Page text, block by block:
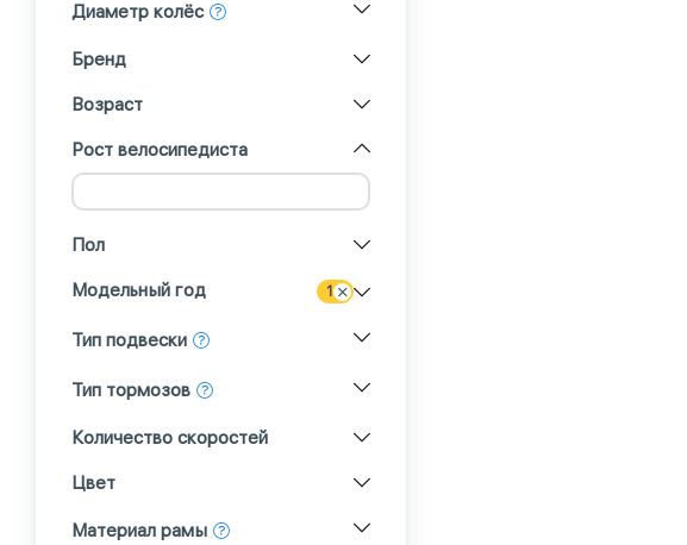
Диаметр колёс
Бренд
Возраст
Рост велосипедиста
Пол
Модельный год 1
Тип подвески
Тип тормозов
Количество скоростей
Цвет
Материал рамы